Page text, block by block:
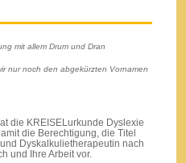
mit allem Drum und Dran
nur noch den abgekürzten Vornamen
die KREISELurkunde Dyslexie
die Berechtigung, die Titel
Dyskalkulietherapeutin nach
und Ihre Arbeit vor.